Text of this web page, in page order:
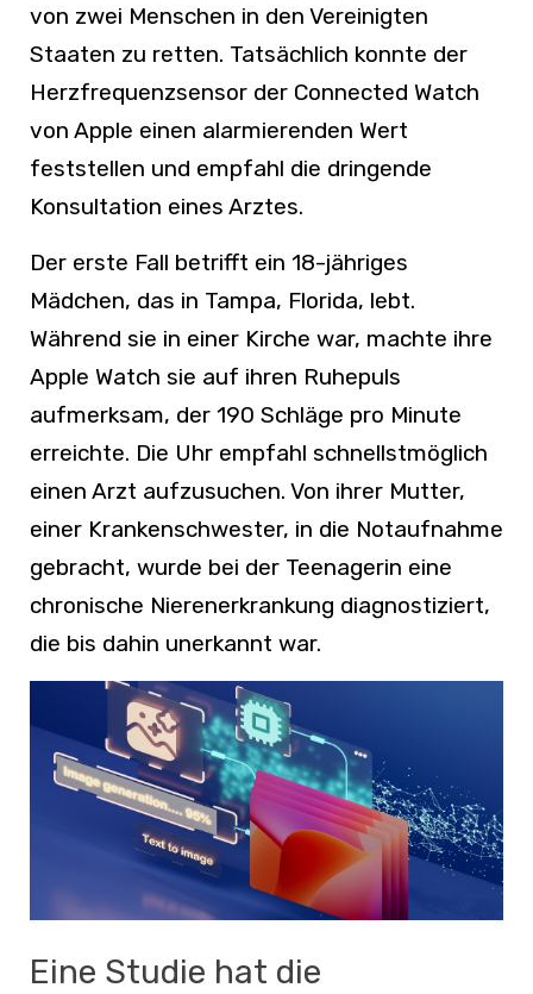
von zwei Menschen in den Vereinigten
Staaten zu retten. Tatsächlich konnte der
Herzfrequenzsensor der Connected Watch
von Apple einen alarmierenden Wert
feststellen und empfahl die dringende
Konsultation eines Arztes.
Der erste Fall betrifft ein 18-jähriges
Mädchen, das in Tampa, Florida, lebt.
Während sie in einer Kirche war, machte ihre
Apple Watch sie auf ihren Ruhepuls
aufmerksam, der 190 Schläge pro Minute
erreichte. Die Uhr empfahl schnellstmöglich
einen Arzt aufzusuchen. Von ihrer Mutter,
einer Krankenschwester, in die Notaufnahme
gebracht, wurde bei der Teenagerin eine
chronische Nierenerkrankung diagnostiziert,
die bis dahin unerkannt war.
Eine Studie hat die